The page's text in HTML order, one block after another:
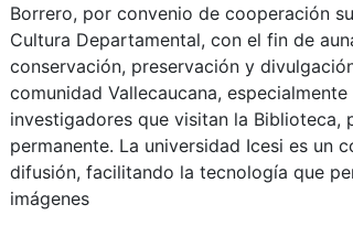
Borrero, por convenio de cooperación
Cultura Departamental, con el fin de
conservación, preservación y
comunidad Vallecaucana,
investigadores que visitan la Biblioteca,
permanente. La universidad Icesi es un
difusión, facilitando la tecnología que
imágenes